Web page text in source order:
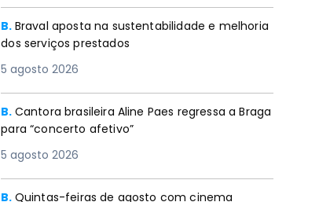
B. Braval aposta na sustentabilidade e melhoria
dos serviços prestados
5 agosto 2026
B. Cantora brasileira Aline Paes regressa a Braga
para “concerto afetivo”
5 agosto 2026
B. Quintas-feiras de agosto com cinema